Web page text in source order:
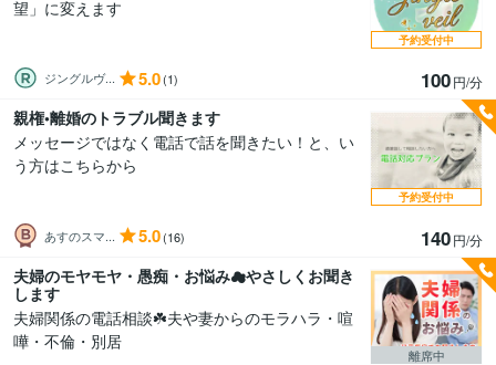
望」に変えます
ジングルヴ... 5.0(1) 100円/分
予約受付中
親権•離婚のトラブル聞きます
メッセージではなく電話で話を聞きたい！と、い
う方はこちらから
あすのスマ... 5.0(16) 140円/分
予約受付中
夫婦のモヤモヤ・愚痴・お悩み☁やさしくお聞き
します
夫婦関係の電話相談☘️夫や妻からのモラハラ・喧
嘩・不倫・別居
離席中